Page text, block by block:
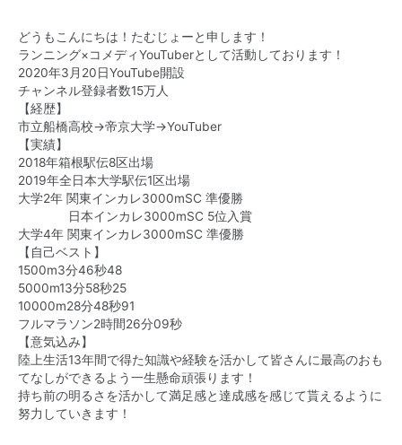
どうもこんにちは！たむじょーと申します！
ランニング×コメディYouTuberとして活動しております！
2020年3月20日YouTube開設
チャンネル登録者数15万人
【経歴】
市立船橋高校→帝京大学→YouTuber
【実績】
2018年箱根駅伝8区出場
2019年全日本大学駅伝1区出場
大学2年 関東インカレ3000mSC 準優勝
日本インカレ3000mSC 5位入賞
大学4年 関東インカレ3000mSC 準優勝
【自己ベスト】
1500m3分46秒48
5000m13分58秒25
10000m28分48秒91
フルマラソン2時間26分09秒
【意気込み】
陸上生活13年間で得た知識や経験を活かして皆さんに最高のおも
てなしができるよう一生懸命頑張ります！
持ち前の明るさを活かして満足感と達成感を感じて貰えるように
努力していきます！